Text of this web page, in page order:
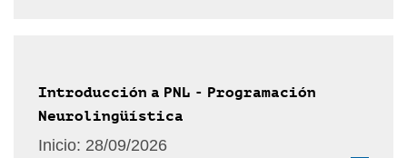
Introducción a PNL - Programación
Neurolingüística
Inicio: 28/09/2026